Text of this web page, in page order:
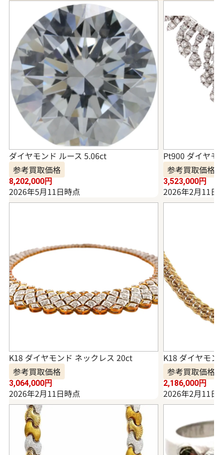
ダイヤモンド ルース 5.06ct
参考買取価格
8,202,000円
2026年5月11日時点
Pt900 ダイヤモ
参考買取価格
3,523,000円
2026年2月11日
K18 ダイヤモンド ネックレス 20ct
参考買取価格
3,064,000円
2026年2月11日時点
K18 ダイヤモン
参考買取価格
2,186,000円
2026年2月11日